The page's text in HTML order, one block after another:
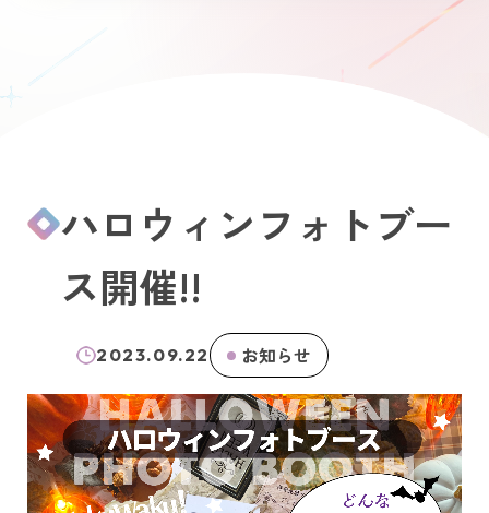
ハロウィンフォトブー
ス開催!!
2023.09.22 お知らせ